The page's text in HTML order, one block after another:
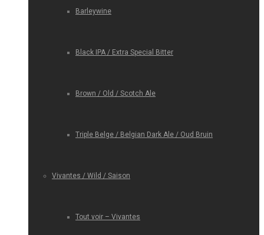
Barleywine
Black IPA / Extra Special Bitter
Brown / Old / Scotch Ale
Triple Belge / Belgian Dark Ale / Oud Bruin
Vivantes / Wild / Saison
Tout voir – Vivantes